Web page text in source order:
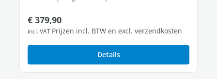
Normale prijs:
€ 379,90
incl. VAT Prijzen incl. BTW en excl. verzendkosten
Details